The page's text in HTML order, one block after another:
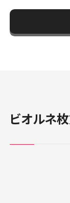
ビオルネ